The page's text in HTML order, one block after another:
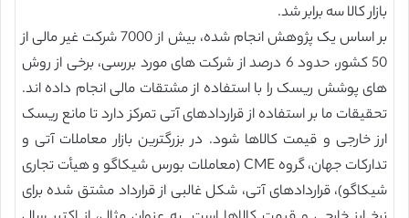
بازار کالا سه برابر شد.
بر اساس یک پژوهش انجام شده، بیش از 7000 شرکت غیر مالی از
50 کشور، حدود 6 درصد از شرکت های مورد بررسی، برخی از روش
های پوشش ریسک را با استفاده از مشتقات مالی انجام داده اند.
تحقیقات ما بر استفاده از قراردادهای آتی تمرکز دارد تا مانع ریسک
ارز خارجی و قیمت کالاها شود. در بزرگترین بازار معاملات آتی و
تدارکات جهان، گروه CME (معاملات بورس شیکاگو و هیأت تجاری
شیکاگو)، قراردادهای آتی، شکل غالبی از قرارداد مشتق شده برای